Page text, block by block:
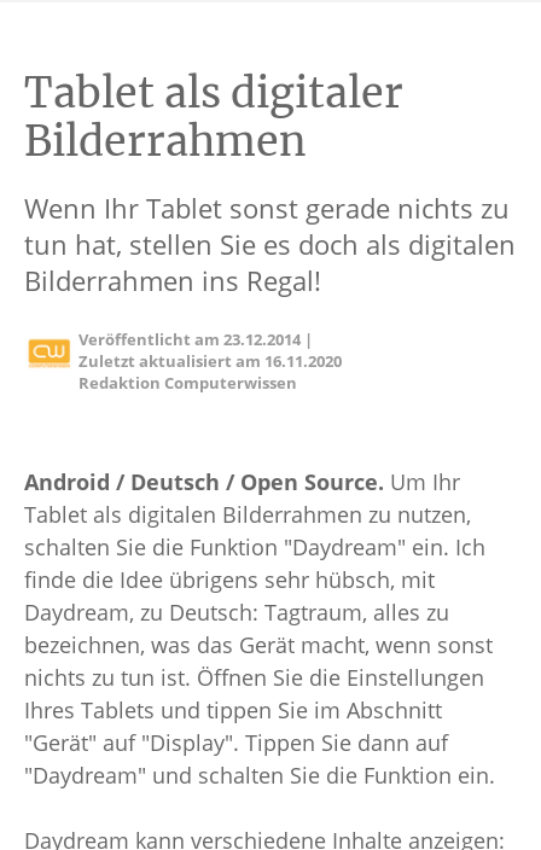
Tablet als digitaler
Bilderrahmen
Wenn Ihr Tablet sonst gerade nichts zu
tun hat, stellen Sie es doch als digitalen
Bilderrahmen ins Regal!
Veröffentlicht am23.12.2014 |
Zuletzt aktualisiert am 16.11.2020
Redaktion Computerwissen
Android / Deutsch / Open Source. Um Ihr
Tablet als digitalen Bilderrahmen zu nutzen,
schalten Sie die Funktion "Daydream" ein. Ich
finde die Idee übrigens sehr hübsch, mit
Daydream, zu Deutsch: Tagtraum, alles zu
bezeichnen, was das Gerät macht, wenn sonst
nichts zu tun ist. Öffnen Sie die Einstellungen
Ihres Tablets und tippen Sie im Abschnitt
"Gerät" auf "Display". Tippen Sie dann auf
"Daydream" und schalten Sie die Funktion ein.
Daydream kann verschiedene Inhalte anzeigen: